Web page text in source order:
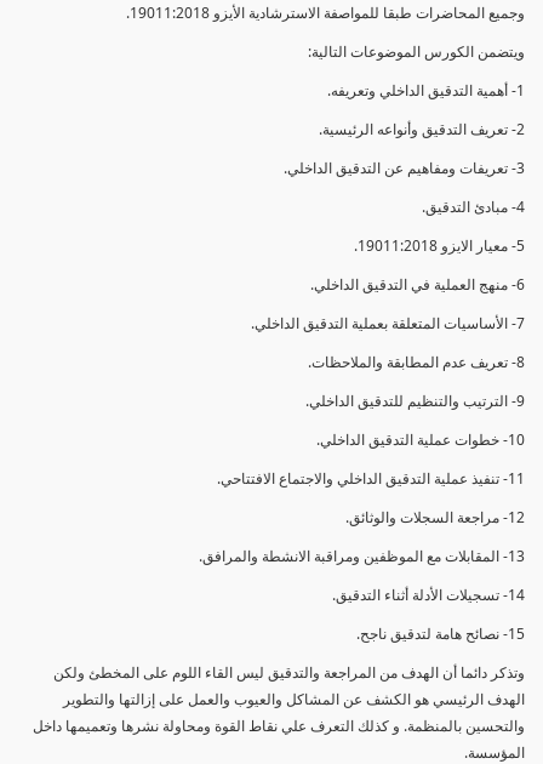
وجميع المحاضرات طبقا للمواصفة الاسترشادية الأيزو 19011:2018.
ويتضمن الكورس الموضوعات التالية:
1- أهمية التدقيق الداخلي وتعريفه.
2- تعريف التدقيق وأنواعه الرئيسية.
3- تعريفات ومفاهيم عن التدقيق الداخلي.
4- مبادئ التدقيق.
5- معيار الايزو 19011:2018.
6- منهج العملية في التدقيق الداخلي.
7- الأساسيات المتعلقة بعملية التدقيق الداخلي.
8- تعريف عدم المطابقة والملاحظات.
9- الترتيب والتنظيم للتدقيق الداخلي.
10- خطوات عملية التدقيق الداخلي.
11- تنفيذ عملية التدقيق الداخلي والاجتماع الافتتاحي.
12- مراجعة السجلات والوثائق.
13- المقابلات مع الموظفين ومراقبة الانشطة والمرافق.
14- تسجيلات الأدلة أثناء التدقيق.
15- نصائح هامة لتدقيق ناجح.
وتذكر دائما أن الهدف من المراجعة والتدقيق ليس القاء اللوم على المخطئ ولكن
الهدف الرئيسي هو الكشف عن المشاكل والعيوب والعمل على إزالتها والتطوير
والتحسين بالمنظمة. و كذلك التعرف علي نقاط القوة ومحاولة نشرها وتعميمها داخل
المؤسسة.